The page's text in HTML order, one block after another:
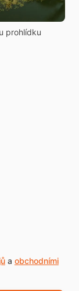
prohlídku
a obchodními